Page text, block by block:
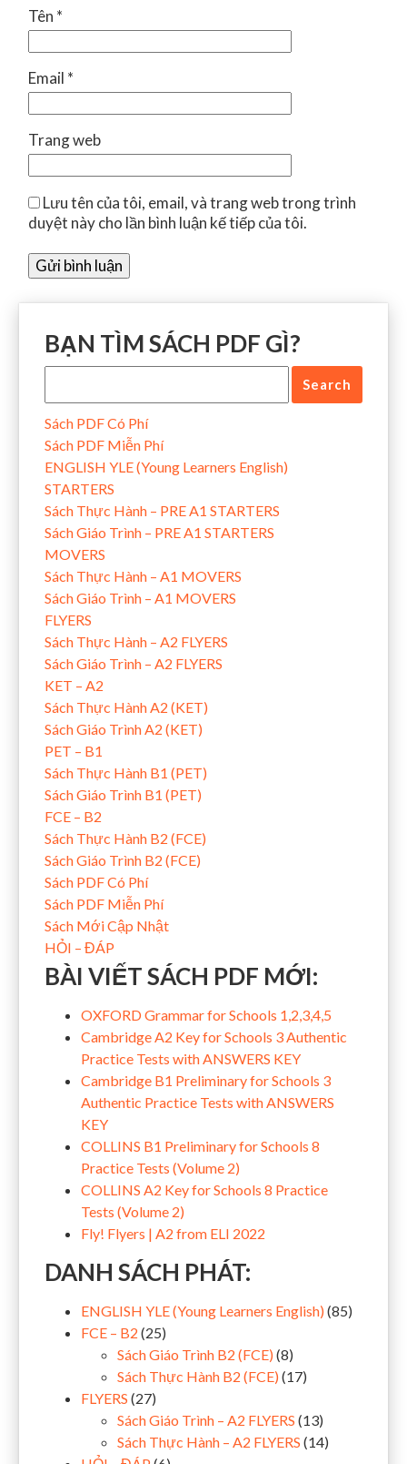
Tên *
Email *
Trang web
Lưu tên của tôi, email, và trang web trong trình
duyệt này cho lần bình luận kế tiếp của tôi.
BẠN TÌM SÁCH PDF GÌ?
Sách PDF Có Phí
Sách PDF Miễn Phí
ENGLISH YLE (Young Learners English)
STARTERS
Sách Thực Hành – PRE A1 STARTERS
Sách Giáo Trình – PRE A1 STARTERS
MOVERS
Sách Thực Hành – A1 MOVERS
Sách Giáo Trình – A1 MOVERS
FLYERS
Sách Thực Hành – A2 FLYERS
Sách Giáo Trình – A2 FLYERS
KET – A2
Sách Thực Hành A2 (KET)
Sách Giáo Trình A2 (KET)
PET – B1
Sách Thực Hành B1 (PET)
Sách Giáo Trình B1 (PET)
FCE – B2
Sách Thực Hành B2 (FCE)
Sách Giáo Trình B2 (FCE)
Sách PDF Có Phí
Sách PDF Miễn Phí
Sách Mới Cập Nhật
HỎI – ĐÁP
BÀI VIẾT SÁCH PDF MỚI:
OXFORD Grammar for Schools 1,2,3,4,5
Cambridge A2 Key for Schools 3 Authentic
Practice Tests with ANSWERS KEY
Cambridge B1 Preliminary for Schools 3
Authentic Practice Tests with ANSWERS
KEY
COLLINS B1 Preliminary for Schools 8
Practice Tests (Volume 2)
COLLINS A2 Key for Schools 8 Practice
Tests (Volume 2)
Fly! Flyers | A2 from ELI 2022
DANH SÁCH PHÁT:
ENGLISH YLE (Young Learners English) (85)
FCE – B2 (25)
Sách Giáo Trình B2 (FCE) (8)
Sách Thực Hành B2 (FCE) (17)
FLYERS (27)
Sách Giáo Trình – A2 FLYERS (13)
Sách Thực Hành – A2 FLYERS (14)